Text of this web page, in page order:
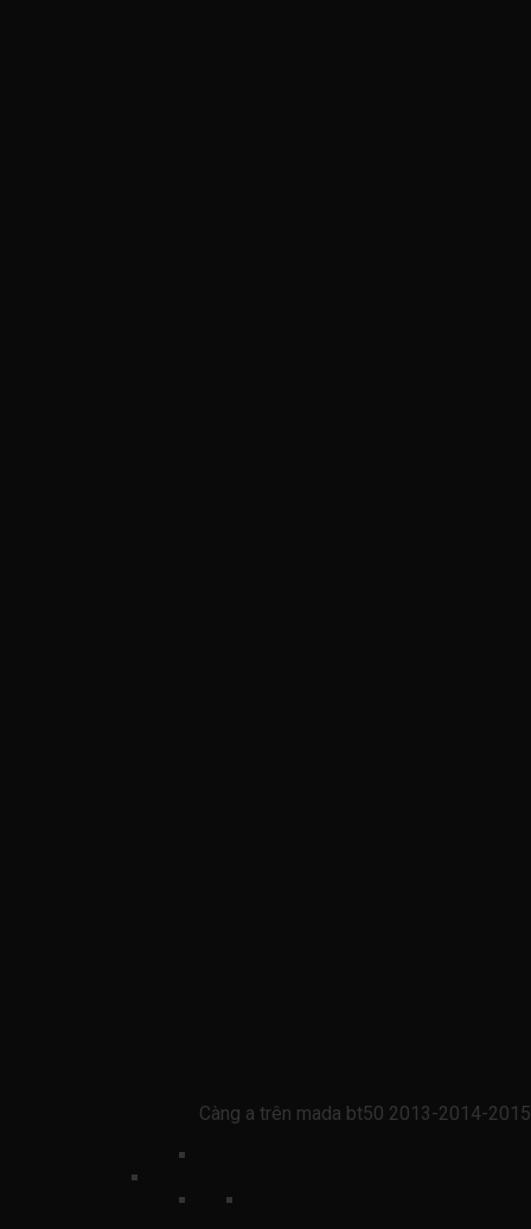
Càng a trên mada bt50 2013-2014-